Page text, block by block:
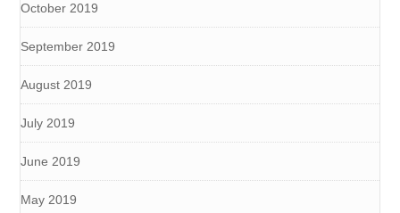
October 2019
September 2019
August 2019
July 2019
June 2019
May 2019